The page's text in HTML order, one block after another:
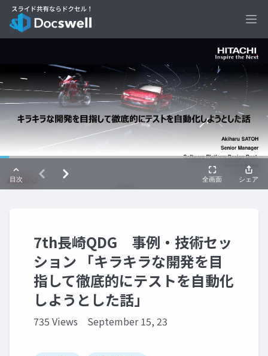
7th長崎QDG 事例・技術セッ
ション 「キラキラな開発を目
指して徹底的にテストを自動化
しようとした話」
735 Views September 15, 23